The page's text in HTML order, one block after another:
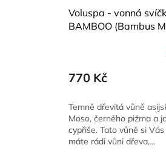
Voluspa - vonná
BAMBOO (Bambus
770 Kč
Temně dřevitá vůně
Moso, černého pižma a
cypřiše. Tato vůně si
máte rádi vůni dřeva,...